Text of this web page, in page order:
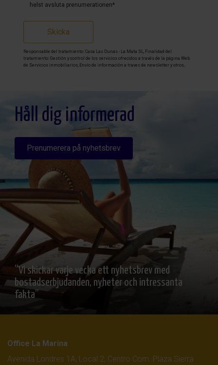
helst avsluta prenumerationen*
Skicka
Responsable del tratamiento: Casa Las Dunas - La Mata SL, Finalidad del
tratamiento: Gestión y control de los servicios ofrecidos a través de la página Web
de Servicios inmobiliarios, Envío de información a traves de newsletter y otros,
detallada sobre protección de datos
Håll dig informerad
Prenumerera på nyhetsbrev
“Vi skickar varje vecka ett nyhetsbrev med
bostadserbjudanden, nyheter och intressanta
fakta”
Office La Marina
Avenida Londres 1A, Local 2, Centro Com. Plaza Sierra